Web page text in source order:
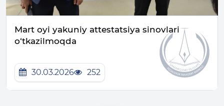
Mart oyi yakuniy attestatsiya sinovlari
o‘tkazilmoqda
30.03.2026 252